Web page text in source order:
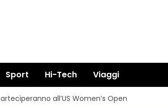
Sport Hi-Tech Viaggi
all’US Women’s Open